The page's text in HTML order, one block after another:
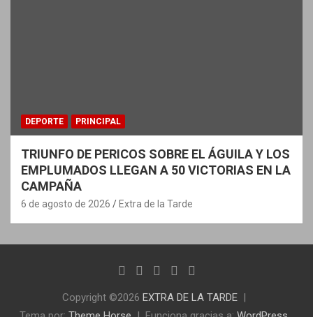
DEPORTE PRINCIPAL
TRIUNFO DE PERICOS SOBRE EL ÁGUILA Y LOS
EMPLUMADOS LLEGAN A 50 VICTORIAS EN LA
CAMPAÑA
6 de agosto de 2026 Extra de la Tarde
Copyright ©2026 EXTRA DE LA TARDE